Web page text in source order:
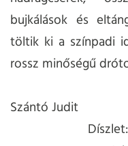
bujkálások és
töltik ki a színpadi
rossz minőségű
Szántó Judit